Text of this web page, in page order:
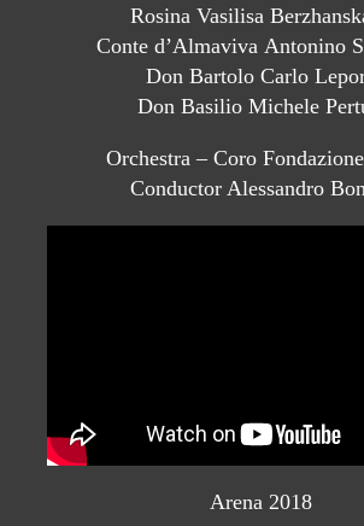
Rosina Vasilisa
Conte d’Almaviva Antonino
Don Bartolo Carlo
Don Basilio Michele
Orchestra – Coro
Conductor Alessandro
Arena 2018